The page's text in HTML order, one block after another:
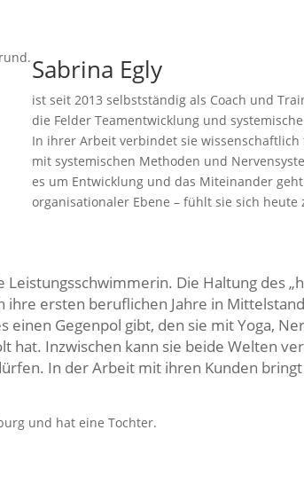
Sabrina Egly
ist seit 2013 selbstständig als Coach und
die Felder Teamentwicklung und
In ihrer Arbeit verbindet sie
mit systemischen Methoden und
es um Entwicklung und das Miteinander
organisationaler Ebene – fühlt sie sich heute
Die Haltung des
ihre ersten beruflichen Jahre in
einen Gegenpol gibt, den sie mit Yoga,
hat. Inzwischen kann sie beide Welten
In der Arbeit mit ihren Kunden bringt
und hat eine Tochter.